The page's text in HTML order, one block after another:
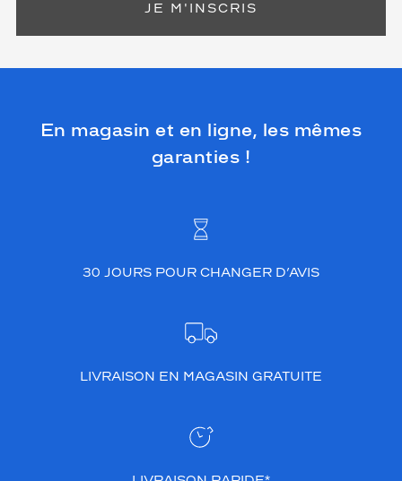
JE M'INSCRIS
En magasin et en ligne, les mêmes
garanties !
30 JOURS POUR CHANGER D’AVIS
LIVRAISON EN MAGASIN GRATUITE